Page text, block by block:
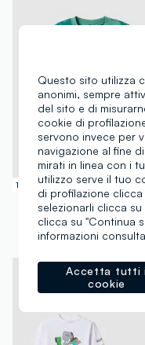
100% Cotone
WARNER BROS
T-shirt in puro cotone verde da
€ 12,95-50%€ 6,47
Questo sito utilizza
anonimi, sempre
del sito e di
cookie di
servono invece per
navigazione al fine
mirati in linea con i
utilizzo serve il tuo
di profilazione
selezionarli clicca
clicca su "Continua
informazioni
Accetta tutti i
cookie